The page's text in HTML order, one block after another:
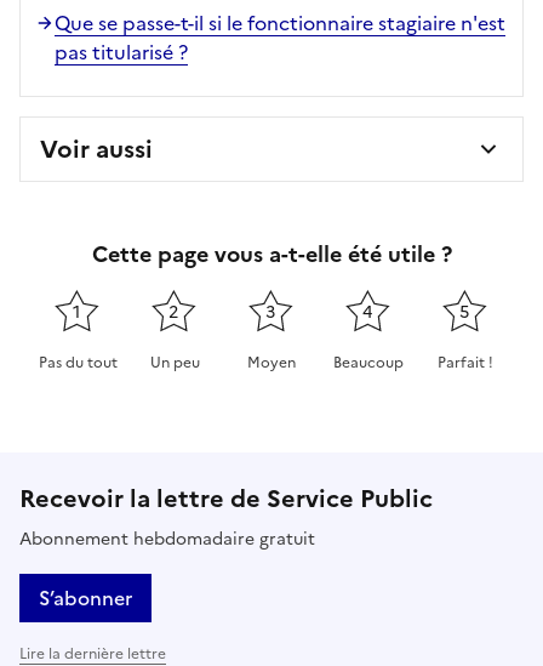
Que se passe-t-il si le fonctionnaire stagiaire n'est
pas titularisé ?
Voir aussi
Cette page vous a-t-elle été utile ?
1
Pas du tout
2
Un peu
3
Moyen
4
Beaucoup
5
Parfait !
Recevoir la lettre de Service Public
Abonnement hebdomadaire gratuit
S’abonner
Lire la dernière lettre